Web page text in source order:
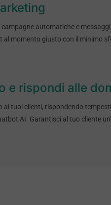
automatiche e
momento giusto con il minimo
e rispondi alle
tuoi clienti, rispondendo
AI. Garantisci al tuo cliente